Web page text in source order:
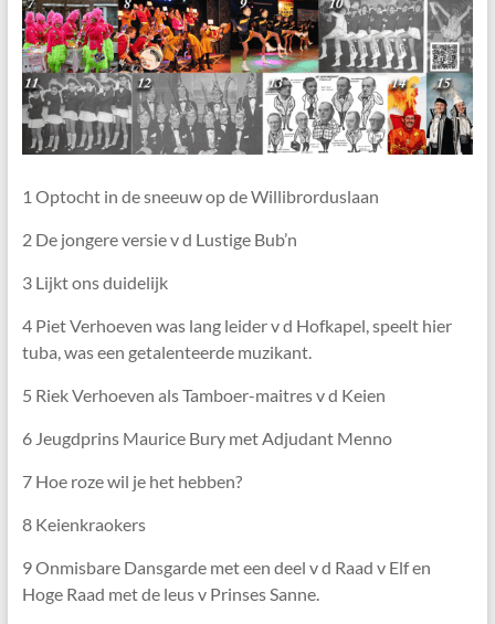
1 Optocht in de sneeuw op de Willibrorduslaan
2 De jongere versie v d Lustige Bub’n
3 Lijkt ons duidelijk
4 Piet Verhoeven was lang leider v d Hofkapel, speelt hier
tuba, was een getalenteerde muzikant.
5 Riek Verhoeven als Tamboer-maitres v d Keien
6 Jeugdprins Maurice Bury met Adjudant Menno
7 Hoe roze wil je het hebben?
8 Keienkraokers
9 Onmisbare Dansgarde met een deel v d Raad v Elf en
Hoge Raad met de leus v Prinses Sanne.